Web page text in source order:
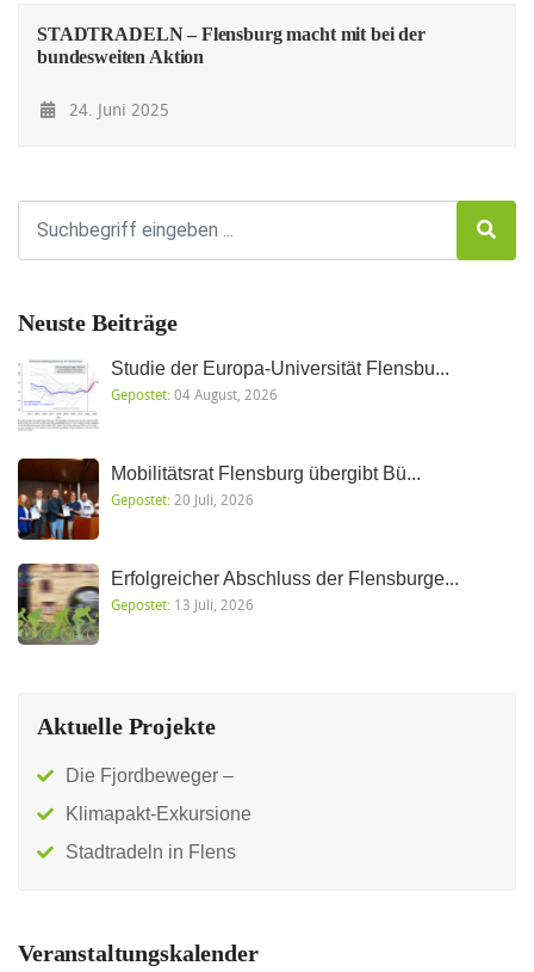
STADTRADELN – Flensburg macht mit bei der
bundesweiten Aktion
24. Juni 2025
Neuste Beiträge
Studie der Europa-Universität Flensbu...
Gepostet:04 August, 2026
Mobilitätsrat Flensburg übergibt Bü...
Gepostet: 20 Juli, 2026
Erfolgreicher Abschluss der Flensburge...
Gepostet: 13 Juli, 2026
Aktuelle Projekte
Die Fjordbeweger –
Klimapakt-Exkursione
Stadtradeln in Flens
Veranstaltungskalender